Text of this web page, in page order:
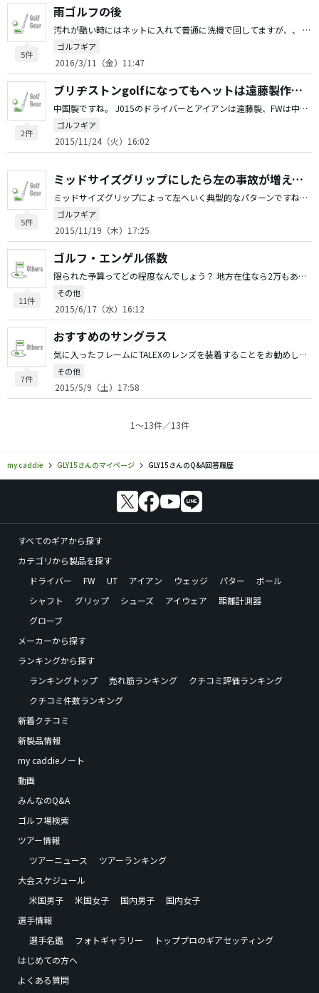
5件
雨ゴルフの後
汚れが酷い時にはネットに入れて普通に洗機で回してますが、、 キレイになって臭いも消え、防水性が失われたとは感じたことが無いですね。 1年に一回程度の洗濯なら大丈夫と思います。 安物のレインウェアでなければ少々洗濯した程度で防水性が失われることは無いと思いますよ。 ハイテク繊維のレインウェアは撥水スプレー等はかえって繊維の機能を失う場合がありますので品質表示をよく確認したほうが良いかもしれません。 撥水＝防水ではないですから。
ゴルフギア
2016/3/11（金）11:47
2件
ブリヂストンgolfになってもヘットは遠藤製作所?
中国製ですね。 J015のドライバーとアイアンは遠藤製、FWは中国製ですね。
ゴルフギア
2015/11/24（火）16:02
5件
ミッドサイズグリップにしたら左の事故が増えて困っています
ミッドサイズグリップによって左へいく典型的なパターンですね。 そもそもシャフトが少々ハードスペックなのでは？ それによる力みか、スイングが手打ち過ぎるとそうなります。 また、スタンスがクローズ過ぎとかクラブ以外の原因のほうが多いようにも感じられますが・・・ 右を向いて真っ直ぐ打とうとしていませんか？ グリップ装着によって、パランスが軽くなって振り難くなることは殆んど無いですし、それよりも太さによる違和感のほうが大きいですね。 バランス調整するのであれば、重くするとシャフトのハードさが助長されることになりますので更に降り難くなります。 ミッドサイズグリップの場合は逆に軽くししたほうがベターです。
ゴルフギア
2015/11/19（木）17:25
11件
ゴルフ・エンゲル係数
限られた予算ってどの程度なんでしょう？ 地方在住なら2万もあれば、月一ゴルフと週2回程度の練習は出来るのでは？ 1.5万程度なら月一ゴルフと週一練習程度は可能じゃないでしょうか。 それ以下ならゴルフは・・・ クラブは中古ショップ、ヤフオク、知人友人等々で調達すれば比較的安価で入手できる可能性は高いと思います。 妥協出来なきゃ買わなければいいかと。
その他
2015/6/17（水）16:12
7件
おすすめのサングラス
気に入ったフレームにTALEXのレンズを装着することをお勧めします。 ゴルフだけでなく車の運転なんかにも重宝しますし、Proshopならオークリーの湾曲したフレームにも対応出来ます。（工賃は必要ですが） 一般的なフレームなら、2枚で1万円前後ですね。 何よりも国内メーカーで安心です。 http://www.talex.co.jp/index.html あとは少々高いですが、999.9のサングラスとかも良いかもしれません。
その他
2015/5/9（土）17:58
1〜13件／13件
my caddie GLY15さんのマイページ GLY15さんのQ&A回答履歴
すべてのギアから探す
カテゴリから製品を探す
ドライバー
FW UT アイアン ウェッジ パター
ボール
シャフト
グリップ シューズ アイウェア
距離計測器
グローブ
メーカーから探す
ランキングから探す
ランキングトップ
売れ筋ランキング
クチコミ評価ランキング
クチコミ件数ランキング
新着クチコミ
新製品情報
my caddieノート
動画
みんなのQ&A
ゴルフ場検索
ツアー情報
ツアーニュース
ツアーランキング
大会スケジュール
米国男子
米国女子 国内男子
国内女子
選手情報
選手名鑑
フォトギャラリー
トッププロのギアセッティング
はじめての方へ
よくある質問